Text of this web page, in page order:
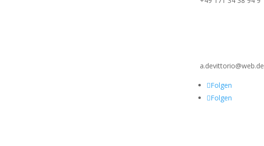
a.devittorio@web.de
Folgen
Folgen